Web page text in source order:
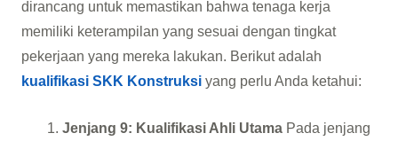
dirancang untuk memastikan bahwa tenaga kerja
memiliki keterampilan yang sesuai dengan tingkat
pekerjaan yang mereka lakukan. Berikut adalah
kualifikasi SKK Konstruksi yang perlu Anda ketahui:
Jenjang 9: Kualifikasi Ahli Utama Pada jenjang